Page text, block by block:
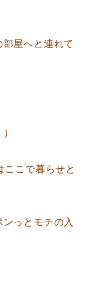
屋へと連れて
こで暮らせと
っとモチの入